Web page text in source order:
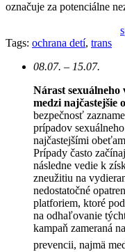
označuje za potenciálne
Tags: ochrana detí, trans
08.07. – 15.07.
Nárast
medzi najčastejšie
bezpečnosť
prípadov
najčastejšími
Prípady často
následne vedie k
zneužitiu na
nedostatočné
platforiem, ktoré
na odhaľovanie
kampaň zameraná
prevencii, najmä